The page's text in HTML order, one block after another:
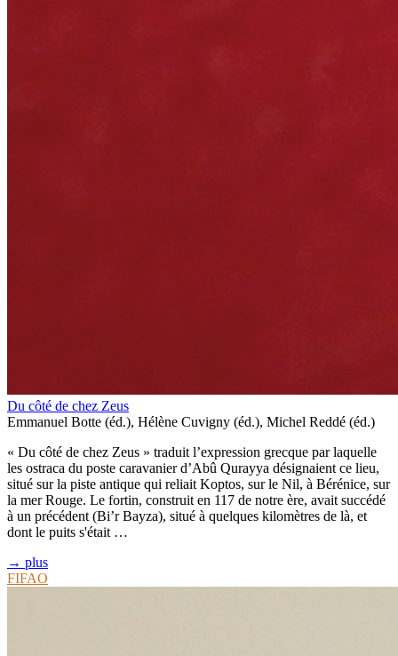
Du côté de chez Zeus
Emmanuel Botte (éd.), Hélène Cuvigny (éd.), Michel Reddé (éd.)
« Du côté de chez Zeus » traduit l’expression grecque par laquelle
les ostraca du poste caravanier d’Abû Qurayya désignaient ce lieu,
situé sur la piste antique qui reliait Koptos, sur le Nil, à Bérénice, sur
la mer Rouge. Le fortin, construit en 117 de notre ère, avait succédé
à un précédent (Bi’r Bayza), situé à quelques kilomètres de là, et
dont le puits s'était …
→ plus
FIFAO